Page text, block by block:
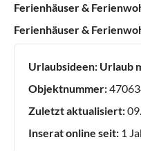
Ferienhäuser &
Ferienhäuser &
Urlaubsideen: Urlaub
Objektnummer:
Zuletzt aktualisiert:
Inserat online seit: 1